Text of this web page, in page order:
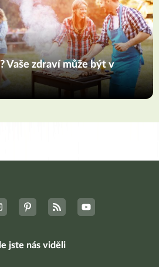
Vaše zdraví může být v
jste nás viděli